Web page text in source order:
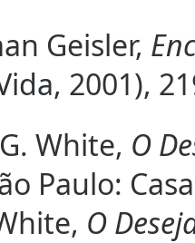
Geisler,
2001),
White, O
Paulo:
O